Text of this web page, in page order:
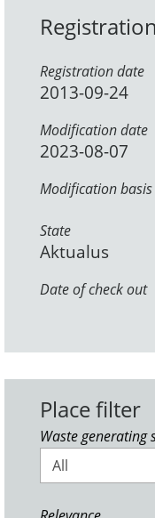
Registration date
2013-09-24
Modification date
2023-08-07
Modification basis
State
Aktualus
Date of check out
Place filter
Waste generating
All